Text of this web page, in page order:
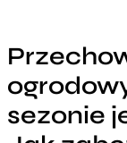
sezonie